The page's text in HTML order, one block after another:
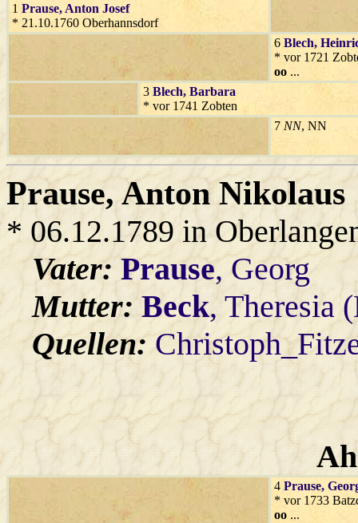
1 Prause, Anton Josef
* 21.10.1760 Oberhannsdorf
6 Blech,
* vor 1721
oo ...
3 Blech, Barbara
* vor 1741 Zobten
7 NN, NN
Prause, Anton Nikolaus
* 06.12.1789 in
Vater:Prause, Georg
Mutter:Beck, Theresia
Quellen:
4 Prause,
* vor 1733
oo ...